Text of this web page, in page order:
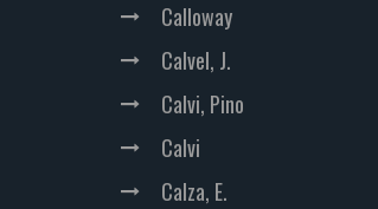
Calloway
Calvel, J.
Calvi, Pino
Calvi
Calza, E.